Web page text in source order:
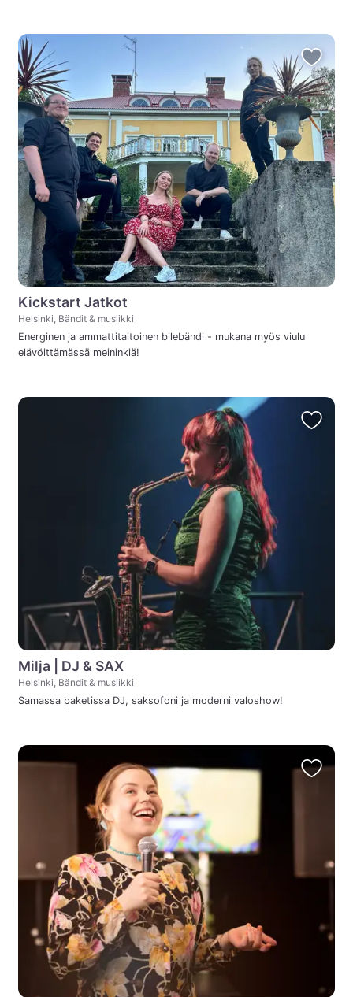
Kickstart Jatkot
Helsinki, Bändit & musiikki
Energinen ja ammattitaitoinen bilebändi - mukana myös viulu
elävöittämässä meininkiä!
Milja | DJ & SAX
Helsinki, Bändit & musiikki
Samassa paketissa DJ, saksofoni ja moderni valoshow!